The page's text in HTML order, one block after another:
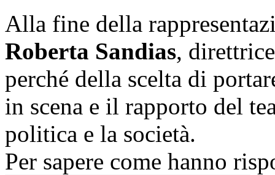
Alla fine della
Roberta Sandias,
perché della scelta di
in scena e il rapporto del
politica e la società.
Per sapere come hanno